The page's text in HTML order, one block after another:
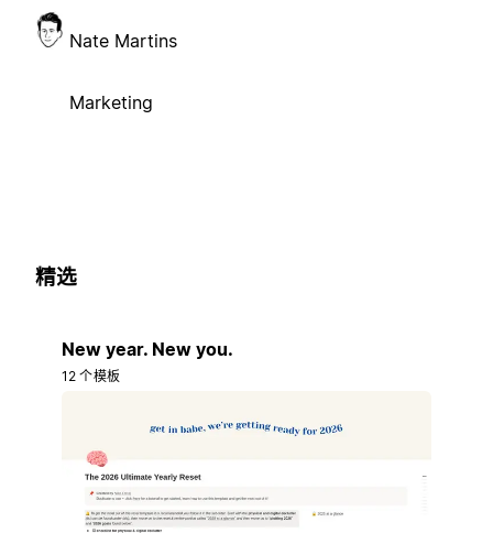
Nate Martins
Marketing
精选
New year. New you.
12 个模板